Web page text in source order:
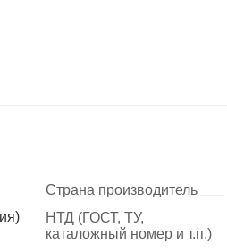
Страна производитель
НТД (ГОСТ, ТУ,
каталожный номер и т.п.)